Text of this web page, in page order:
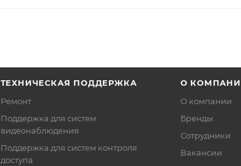
ТЕХНИЧЕСКАЯ ПОДДЕРЖКА
Ремонт
Поддержка для систем
видеонаблюдения
Поддержка для систем контроля
доступа
О
О компании
Бренды
Сотрудники
Вакансии